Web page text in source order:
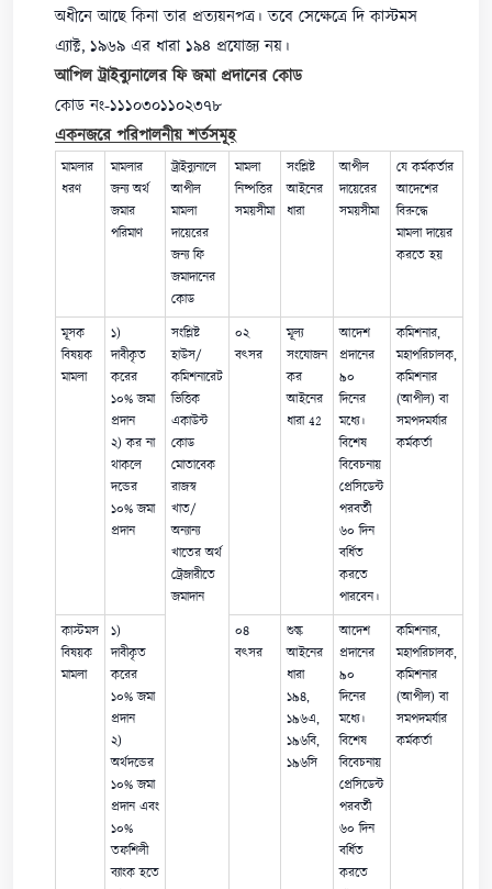
অধীনে আছে কিনা তার প্রত্যয়নপত্র। তবে সেক্ষেত্রে দি কাস্টমস
এ্যাক্ট, ১৯৬৯ এর ধারা ১৯৪ প্রযোজ্য নয়।
আপিল ট্রাইব্যুনালের ফি জমা প্রদানের কোড
কোড নং-১১১০৩০১১০২৩৭৮
একনজরে পরিপালনীয় শর্তসমূহ
মামলার
ধরণ
মামলার
জন্য অর্থ
জমার
পরিমাণ
ট্রাইব্যুনালে
আপীল
মামলা
দায়েরের
জন্য ফি
জমাদানের
কোড
মামলা
নিষ্পত্তির
সময়সীমা
সংশ্লিষ্ট
আইনের
ধারা
আপীল
দায়েরের
সময়সীমা
যে কর্মকর্তার
আদেশের
বিরুদ্ধে
মামলা দায়ের
করতে হয়
মূসক
বিষয়ক
মামলা
১)
দাবীকৃত
করের
১০% জমা
প্রদান
২) কর না
থাকলে
দন্ডের
১০% জমা
প্রদান
সংশ্লিষ্ট
হাউস/
কমিশনারেট
ভিত্তিক
একাউন্ট
কোড
মোতাবেক
রাজস্ব
খাত/
অন্যান্য
খাতের অর্থ
ট্রেজারীতে
জমাদান
০২
বৎসর
মূল্য
সংযোজন
কর
আইনের
ধারা 42
আদেশ
প্রদানের
৯০
দিনের
মধ্যে।
বিশেষ
বিবেচনায়
প্রেসিডেন্ট
পরবর্তী
৬০ দিন
বর্ধিত
করতে
পারবেন।
কমিশনার,
মহাপরিচালক,
কমিশনার
(আপীল) বা
সমপদমর্যার
কর্মকর্তা
কাস্টমস
বিষয়ক
মামলা
১)
দাবীকৃত
করের
১০% জমা
প্রদান
২)
অর্থদন্ডের
১০% জমা
প্রদান এবং
১০%
তফশিলী
ব্যাংক হতে
০৪
বৎসর
শুল্ক
আইনের
ধারা
১৯৪,
১৯৬এ,
১৯৬বি,
১৯৬সি
আদেশ
প্রদানের
৯০
দিনের
মধ্যে।
বিশেষ
বিবেচনায়
প্রেসিডেন্ট
পরবর্তী
৬০ দিন
বর্ধিত
করতে
কমিশনার,
মহাপরিচালক,
কমিশনার
(আপীল) বা
সমপদমর্যার
কর্মকর্তা